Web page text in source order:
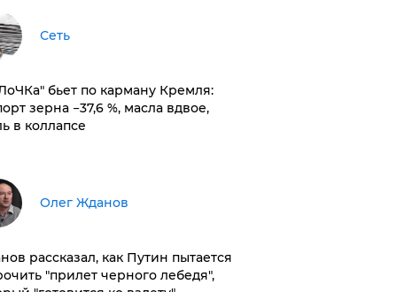
Сеть
бьет по карману Кремля:
зерна −37,6 %, масла вдвое,
в коллапсе
Олег Жданов
рассказал, как Путин пытается
"прилет черного лебедя",